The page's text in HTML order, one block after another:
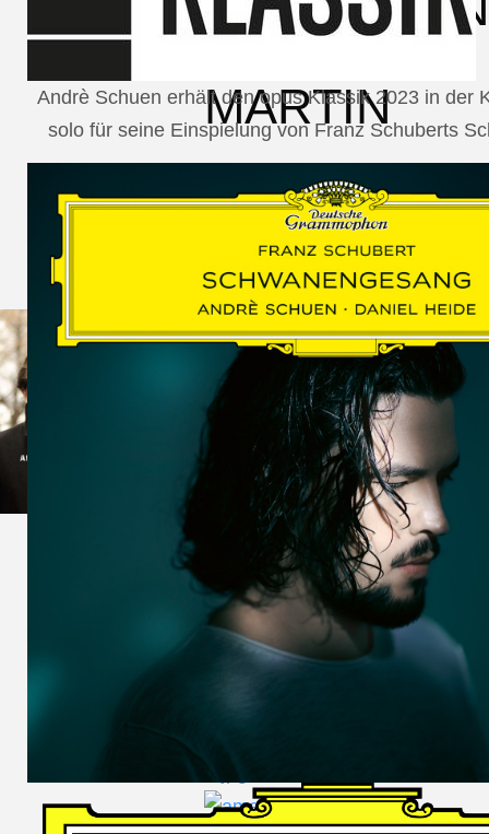
MARTIN
SCHUMANN,
LIEDERKREIS
OP. 24
SECHS
MONOLOGE
AUS
JEDERMANN
GESÄNGE
DES
HARFNERS
Andrè Schuen,
Baritone
Andrè Schuen erhält den opus Klassik 2023 in der
solo für seine Einspielung von Franz Schuberts